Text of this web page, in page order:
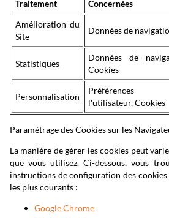
Traitement
Concernées
Amélioration du
Site
Données de
Statistiques
Données de
Cookies
Personnalisation
l'utilisateur, Cookies
Paramétrage des Cookies sur les
La manière de gérer les cookies peut
que vous utilisez. Ci-dessous, vous
instructions de configuration des
les plus courants :
Google Chrome